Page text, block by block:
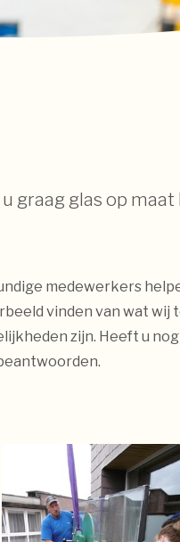
graag glas op
medewerkers
vinden van wat wij
zijn. Heeft u